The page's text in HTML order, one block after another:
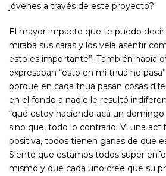
jóvenes a través de este proyecto?
El mayor impacto que te puedo decir
miraba sus caras y los veía asentir
esto es importante”. También había
expresaban “esto en mi tnuá no
porque en cada tnuá pasan cosas
en el fondo a nadie le resultó
“qué estoy haciendo acá un
sino que, todo lo contrario. Vi una
positiva, todos tienen ganas de que
Siento que estamos todos súper
mismo y que cada uno cree que su